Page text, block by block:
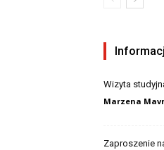
Wizyta
Marzena
Zaproszenie